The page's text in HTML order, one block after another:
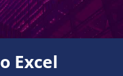
Excel